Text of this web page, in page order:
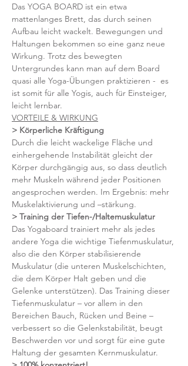
Das YOGA BOARD ist ein etwa
mattenlanges Brett, das durch seinen
Aufbau leicht wackelt. Bewegungen und
Haltungen bekommen so eine ganz neue
Wirkung. Trotz des bewegten
Untergrundes kann man auf dem Board
quasi alle Yoga-Übungen praktizieren -  es
ist somit für alle Yogis, auch für Einsteiger,
leicht lernbar.
VORTEILE & WIRKUNG
> Körperliche Kräftigung
Durch die leicht wackelige Fläche und
einhergehende Instabilität gleicht der
Körper durchgängig aus, so dass deutlich
mehr Muskeln während jeder Positionen
angesprochen werden. Im Ergebnis: mehr
Muskelaktivierung und –stärkung.
> Training der Tiefen-/Haltemuskulatur
Das Yogaboard trainiert mehr als jedes
andere Yoga die wichtige Tiefenmuskulatur,
also die den Körper stabilisierende
Muskulatur (die unteren Muskelschichten,
die dem Körper Halt geben und die
Gelenke unterstützen). Das Training dieser
Tiefenmuskulatur – vor allem in den
Bereichen Bauch, Rücken und Beine –
verbessert so die Gelenkstabilität, beugt
Beschwerden vor und sorgt für eine gute
Haltung der gesamten Kernmuskulatur.